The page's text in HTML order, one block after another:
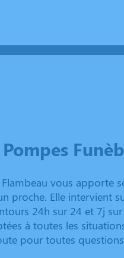
Pompes
Flambeau vous apporte
proche. Elle intervient
24h sur 24 et 7j
à toutes les
pour toutes